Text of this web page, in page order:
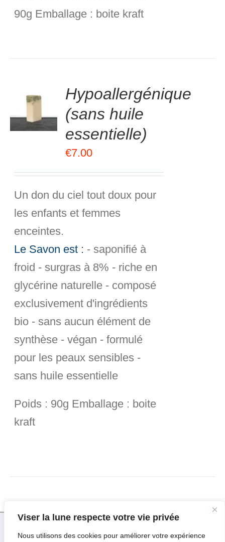
Viser la lune respecte votre vie privée
Nous utilisons des cookies pour améliorer votre expérience
90g Emballage : boite kraft
Hypoallergénique
(sans huile
essentielle)
€7.00
Un don du ciel tout doux pour
les enfants et femmes
enceintes.
Le Savon est : - saponifié à
froid - surgras à 8% - riche en
glycérine naturelle - composé
exclusivement d'ingrédients
bio - sans aucun élément de
synthèse - végan - formulé
pour les peaux sensibles -
sans huile essentielle
Poids : 90g Emballage : boite
kraft
© Copyright 2017 -2026 | Viser la Lune parMajor